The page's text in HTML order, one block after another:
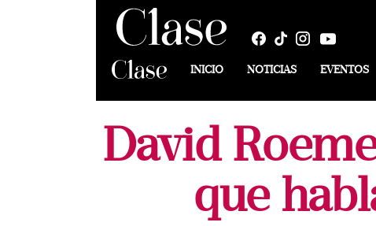
INICIO NOTICIAS EVENTOS
David
que